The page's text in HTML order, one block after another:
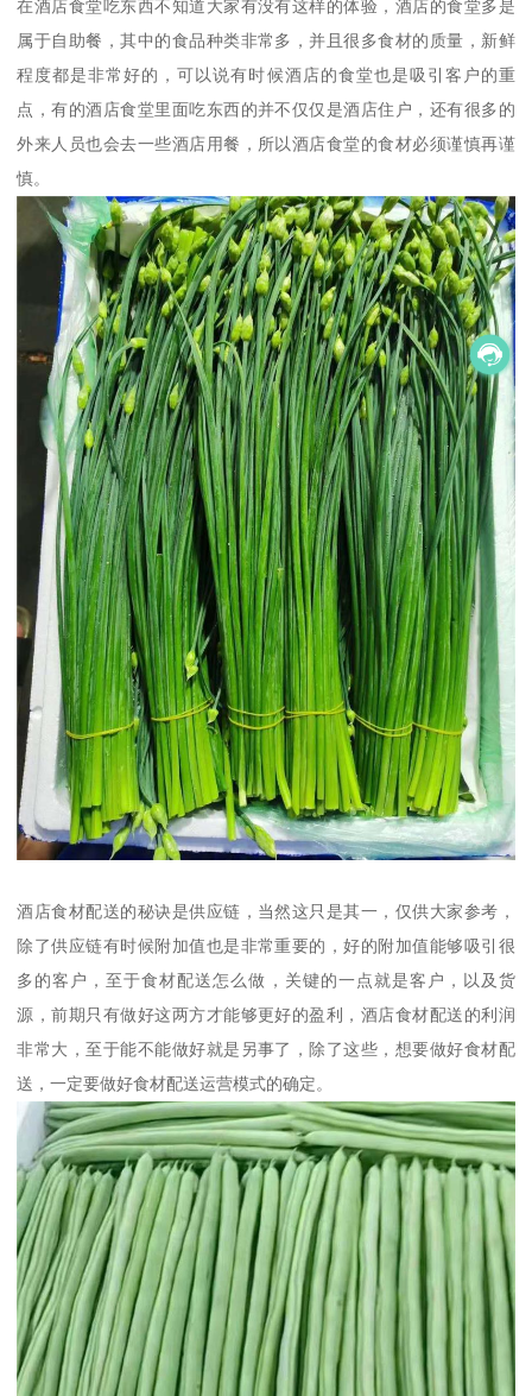
在酒店食堂吃东西不知道大家有没有这样的体验，酒店的食堂多是
属于自助餐，其中的食品种类非常多，并且很多食材的质量，新鲜
程度都是非常好的，可以说有时候酒店的食堂也是吸引客户的重
点，有的酒店食堂里面吃东西的并不仅仅是酒店住户，还有很多的
外来人员也会去一些酒店用餐，所以酒店食堂的食材必须谨慎再谨
慎。
酒店食材配送的秘诀是供应链，当然这只是其一，仅供大家参考，
除了供应链有时候附加值也是非常重要的，好的附加值能够吸引很
多的客户，至于食材配送怎么做，关键的一点就是客户，以及货
源，前期只有做好这两方才能够更好的盈利，酒店食材配送的利润
非常大，至于能不能做好就是另事了，除了这些，想要做好食材配
送，一定要做好食材配送运营模式的确定。